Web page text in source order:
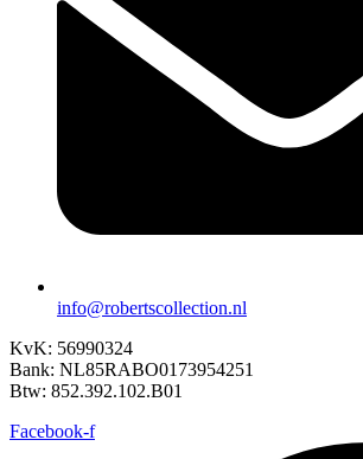
info@robertscollection.nl
KvK: 56990324
Bank: NL85RABO0173954251
Btw: 852.392.102.B01
Facebook-f